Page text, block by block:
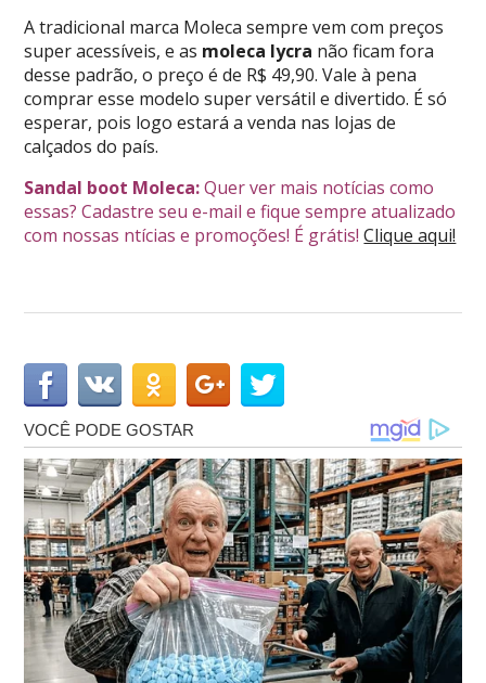
A tradicional marca Moleca sempre vem com preços
super acessíveis, e as moleca lycra não ficam fora
desse padrão, o preço é de R$ 49,90. Vale à pena
comprar esse modelo super versátil e divertido. É só
esperar, pois logo estará a venda nas lojas de
calçados do país.
Sandal boot Moleca:Quer ver mais notícias como
essas? Cadastre seu e-mail e fique sempre atualizado
com nossas ntícias e promoções! É grátis!Clique aqui!